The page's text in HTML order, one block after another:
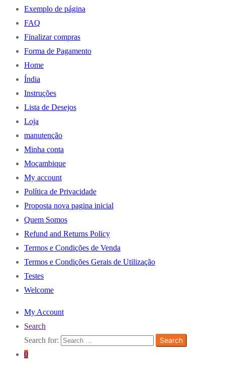
Exemplo de página
FAQ
Finalizar compras
Forma de Pagamento
Home
Índia
Instruções
Lista de Desejos
Loja
manutenção
Minha conta
Moçambique
My account
Política de Privacidade
Proposta nova pagina inicial
Quem Somos
Refund and Returns Policy
Termos e Condições de Venda
Termos e Condições Gerais de Utilização
Testes
Welcome
My Account
Search
Search for:
Search
0